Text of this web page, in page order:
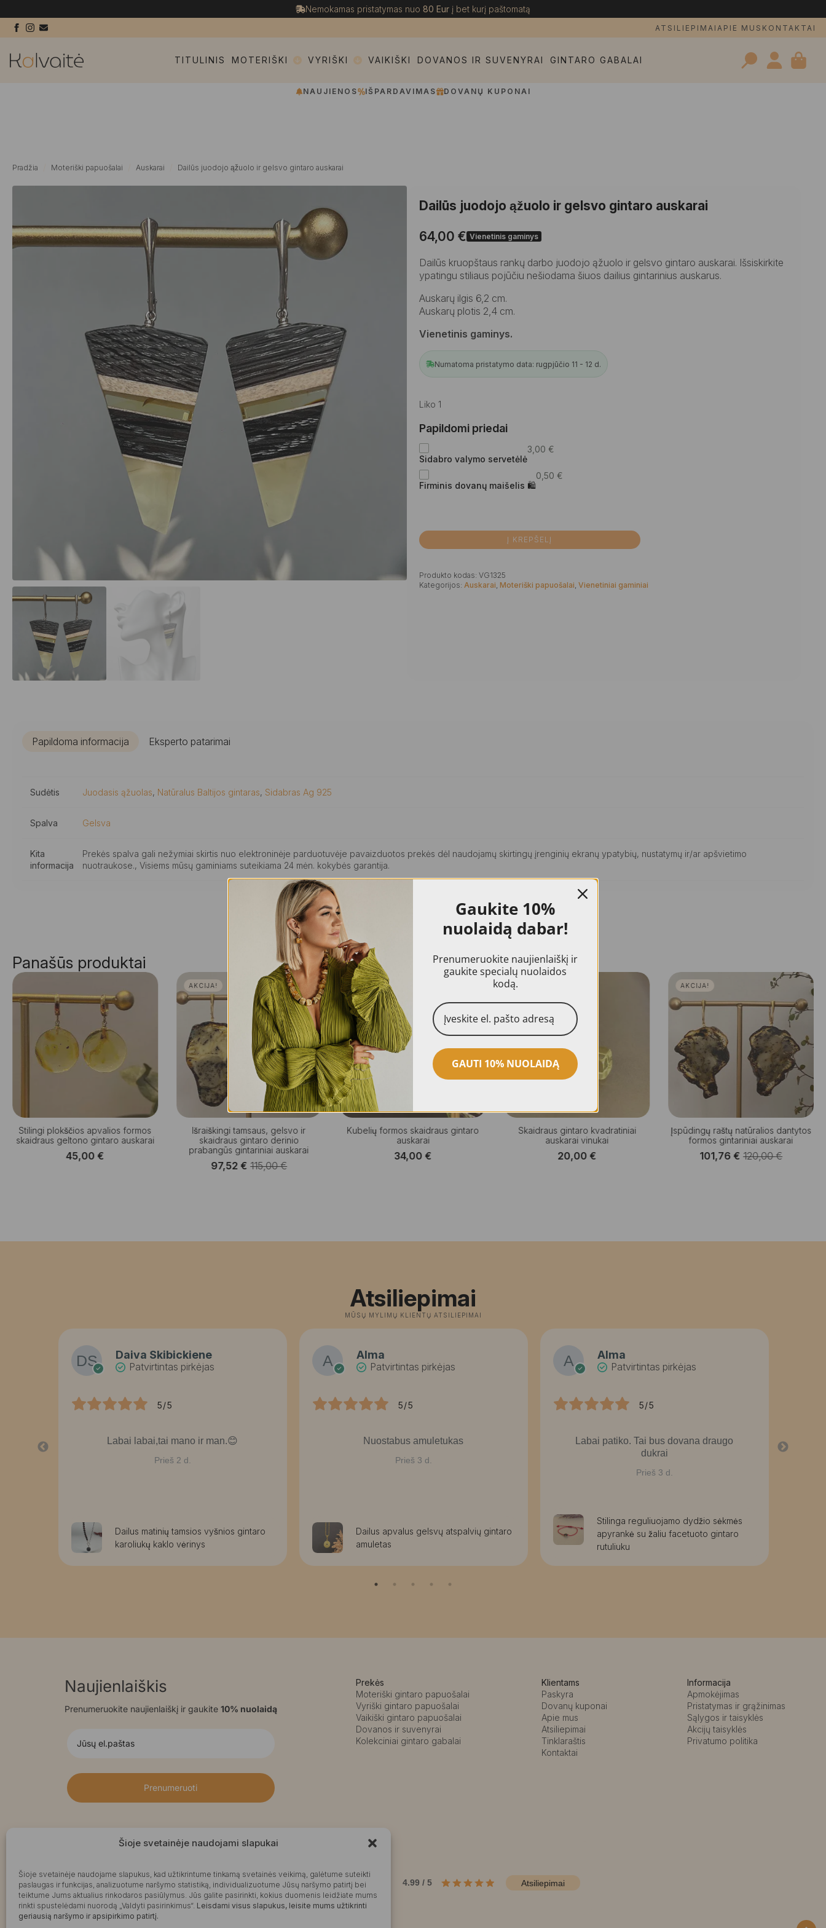
Šioje svetainėje naudojami slapukai
Šioje svetainėje naudojame slapukus, kad užtikrintume tinkamą svetainės veikimą, galėtume suteikti
paslaugas ir funkcijas, analizuotume naršymo statistiką, individualizuotume Jūsų naršymo patirtį bei
teiktume Jums aktualius rinkodaros pasiūlymus. Jūs galite pasirinkti, kokius duomenis leidžiate mums
rinkti spustelėdami nuorodą „Valdyti pasirinkimus“. Leisdami visus slapukus, leisite mums užtikrinti
geriausią naršymo ir apsipirkimo patirtį.
Nemokamas pristatymas nuo 80 Eur į bet kurį paštomatą
ATSILIEPIMAI APIE MUS KONTAKTAI
TITULINIS MOTERIŠKI VYRIŠKI VAIKIŠKI DOVANOS IR SUVENYRAI GINTARO GABALAI
NAUJIENOS IŠPARDAVIMAS DOVANŲ KUPONAI
Pradžia Moteriški papuošalai Auskarai Dailūs juodojo ąžuolo ir gelsvo gintaro auskarai
Dailūs juodojo ąžuolo ir gelsvo gintaro auskarai
64,00 € Vienetinis gaminys
Dailūs kruopštaus rankų darbo juodojo ąžuolo ir gelsvo gintaro auskarai. Išsiskirkite
ypatingu stiliaus pojūčiu nešiodama šiuos dailius gintarinius auskarus.
Auskarų ilgis 6,2 cm.
Auskarų plotis 2,4 cm.
Vienetinis gaminys.
Numatoma pristatymo data: rugpjūčio 11 - 12 d.
Liko 1
Papildomi priedai
Sidabro valymo servetėlė
3,00 €
Firminis dovanų maišelis 🛍
0,50 €
Į KREPŠELĮ
Produkto kodas: VG1325
Kategorijos: Auskarai, Moteriški papuošalai, Vienetiniai gaminiai
Papildoma informacija Eksperto patarimai
Sudėtis Juodasis ąžuolas, Natūralus Baltijos gintaras, Sidabras Ag 925
Spalva Gelsva
Kita
informacija
Prekės spalva gali nežymiai skirtis nuo elektroninėje parduotuvėje pavaizduotos prekės dėl naudojamų skirtingų įrenginių ekranų ypatybių, nustatymų ir/ar apšvietimo
nuotraukose., Visiems mūsų gaminiams suteikiama 24 mėn. kokybės garantija.
Panašūs produktai
Stilingi plokščios apvalios formos
skaidraus geltono gintaro auskarai
45,00€
AKCIJA!
Išraiškingi tamsaus, gelsvo ir
skaidraus gintaro derinio
prabangūs gintariniai auskarai
115,00€
Original
97,52€ Current
Kubelių formos skaidraus gintaro
auskarai
34,00€
Skaidraus gintaro kvadratiniai
auskarai vinukai
20,00€
AKCIJA!
Įspūdingų raštų natūralios dantytos
formos gintariniai auskarai
120,00€
Original
101,76€ Current
Atsiliepimai
MŪSŲ MYLIMŲ KLIENTŲ ATSILIEPIMAI
Daiva Skibickiene
Patvirtintas pirkėjas
5/5
Labai labai,tai mano ir man.😊
Prieš 2 d.
Dailus matinių tamsios vyšnios gintaro
karoliukų kaklo vėrinys
Alma
Patvirtintas pirkėjas
5/5
Nuostabus amuletukas
Prieš 3 d.
Dailus apvalus gelsvų atspalvių gintaro
amuletas
Alma
Patvirtintas pirkėjas
5/5
Labai patiko. Tai bus dovana draugo
dukrai
Prieš 3 d.
Stilinga reguliuojamo dydžio sėkmės
apyrankė su žaliu facetuoto gintaro
rutuliuku
Naujienlaiškis
Prenumeruokite naujienlaiškį ir gaukite 10% nuolaidą
Prenumeruoti
Prekės
Moteriški gintaro papuošalai
Vyriški gintaro papuošalai
Vaikiški gintaro papuošalai
Dovanos ir suvenyrai
Kolekciniai gintaro gabalai
Klientams
Paskyra
Dovanų kuponai
Apie mus
Atsiliepimai
Tinklaraštis
Kontaktai
Informacija
Apmokėjimas
Pristatymas ir grąžinimas
Sąlygos ir taisyklės
Akcijų taisyklės
Privatumo politika
Produktų įvertinimas 4.99 / 5 Atsiliepimai
Gaukite 10%
nuolaidą dabar!
Prenumeruokite naujienlaiškį ir
gaukite specialų nuolaidos
kodą.
GAUTI 10% NUOLAIDĄ